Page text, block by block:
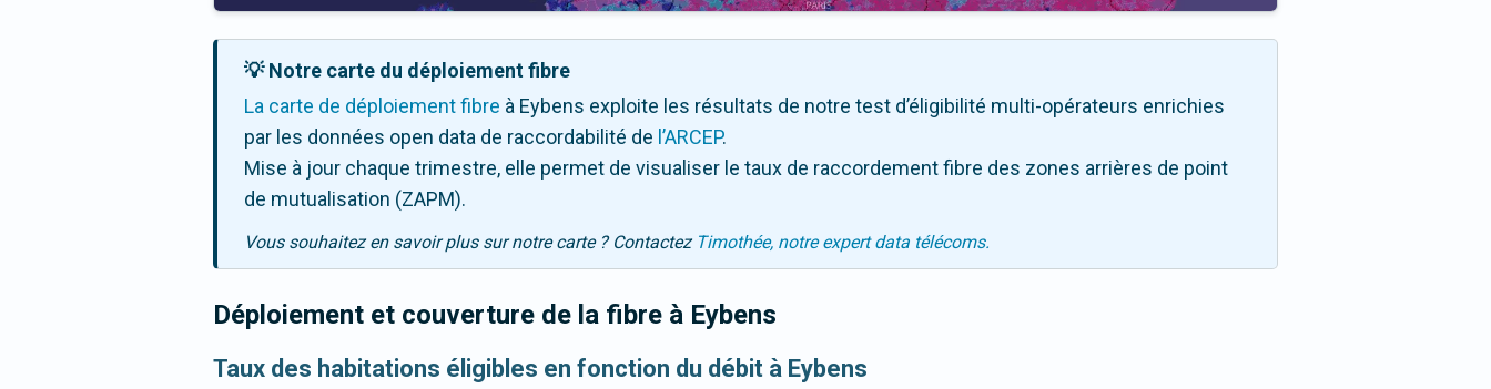
💡 Notre carte du déploiement fibre
La carte de déploiement fibre à Eybens exploite les résultats de notre test d’éligibilité multi-opérateurs enrichies
par les données open data de raccordabilité de l’ARCEP.
Mise à jour chaque trimestre, elle permet de visualiser le taux de raccordement fibre des zones arrières de point
de mutualisation (ZAPM).
Vous souhaitez en savoir plus sur notre carte ? Contactez Timothée, notre expert data télécoms.
Déploiement et couverture de la fibre à Eybens
Taux des habitations éligibles en fonction du débit à Eybens